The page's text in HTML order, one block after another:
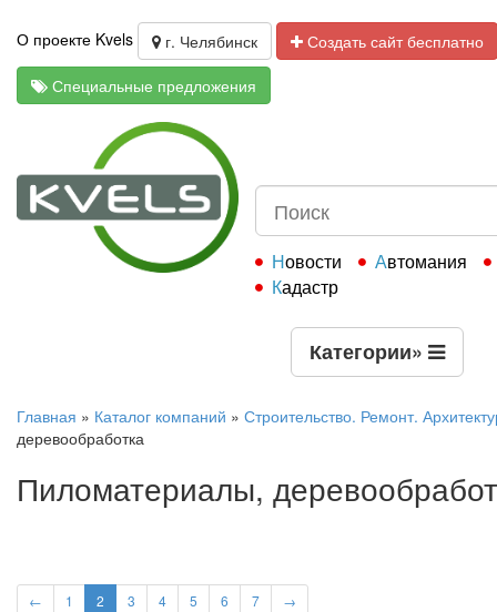
О проекте Kvels г. Челябинск
Создать сайт бесплатно
Специальные предложения
Новости
Автомания
Кадастр
Категории»
Главная » Каталог компаний » Строительство. Ремонт.
деревообработка
Пиломатериалы,
← 1 2 3 4 5 6 7 →